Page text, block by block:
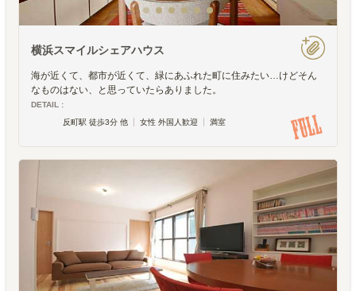
横浜スマイルシェアハウス
海が近くて、都市が近くて、緑にあふれた町に住みたい…けどそん
なものはない、と思っていたらありました。
DETAIL :
反町駅 徒歩3分 他
女性 外国人歓迎 満室